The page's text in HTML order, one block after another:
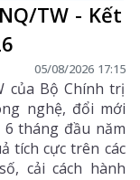
TW - Kết
05/08/2026 17:15
của Bộ Chính trị
nghệ, đổi mới
6 tháng đầu năm
tích cực trên các
cải cách hành